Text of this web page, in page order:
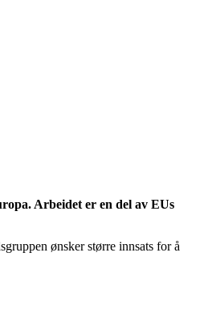
Arbeidet er en del av EUs
ønsker større innsats for å